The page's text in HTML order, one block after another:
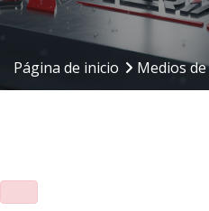
Nuestras competencias
Nuestros productos
Sectores
Página de inicio Medios